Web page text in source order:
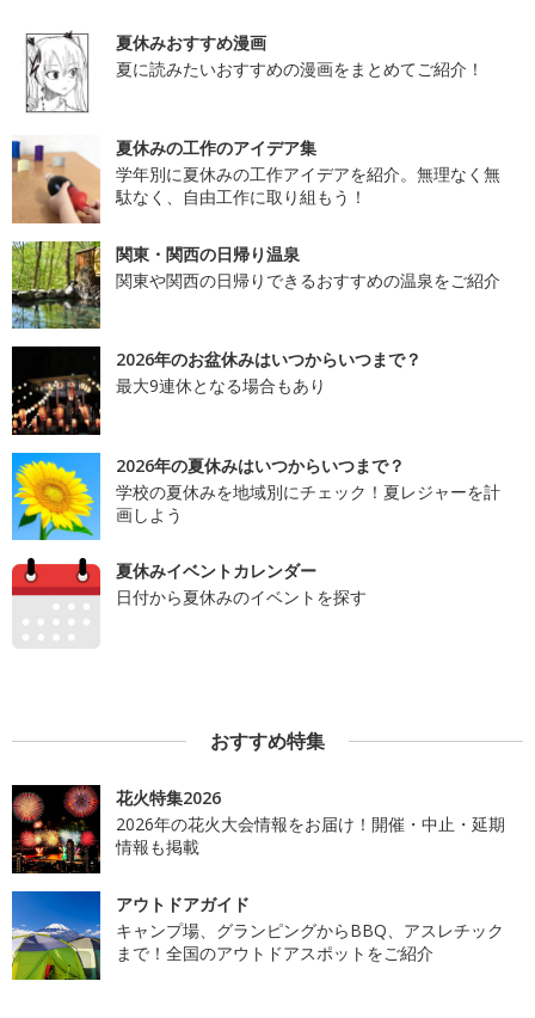
夏休みおすすめ漫画
夏に読みたいおすすめの漫画をまとめてご紹介！
夏休みの工作のアイデア集
学年別に夏休みの工作アイデアを紹介。無理なく無
駄なく、自由工作に取り組もう！
関東・関西の日帰り温泉
関東や関西の日帰りできるおすすめの温泉をご紹介
2026年のお盆休みはいつからいつまで？
最大9連休となる場合もあり
2026年の夏休みはいつからいつまで？
学校の夏休みを地域別にチェック！夏レジャーを計
画しよう
夏休みイベントカレンダー
日付から夏休みのイベントを探す
おすすめ特集
花火特集2026
2026年の花火大会情報をお届け！開催・中止・延期
情報も掲載
アウトドアガイド
キャンプ場、グランピングからBBQ、アスレチック
まで！全国のアウトドアスポットをご紹介